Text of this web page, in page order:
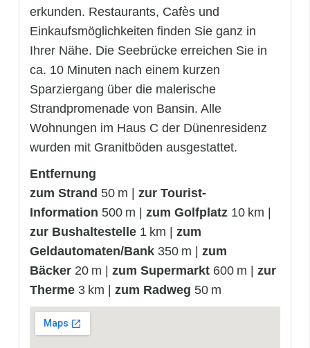
erkunden. Restaurants, Cafès und
Einkaufsmöglichkeiten finden Sie ganz in
Ihrer Nähe. Die Seebrücke erreichen Sie in
ca. 10 Minuten nach einem kurzen
Sparziergang über die malerische
Strandpromenade von Bansin. Alle
Wohnungen im Haus C der Dünenresidenz
wurden mit Granitböden ausgestattet.
Entfernung
zum Strand 50 m | zur Tourist-
Information 500 m | zum Golfplatz 10 km |
zur Bushaltestelle 1 km | zum
Geldautomaten/Bank 350 m | zum
Bäcker 20 m | zum Supermarkt 600 m | zur
Therme 3 km | zum Radweg 50 m